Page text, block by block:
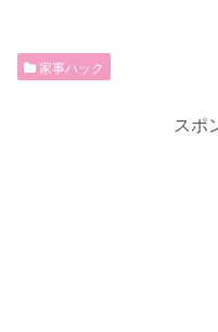
家事ハック
スポ